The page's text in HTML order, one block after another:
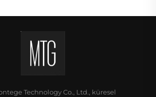
Technology Co., Ltd., küresel